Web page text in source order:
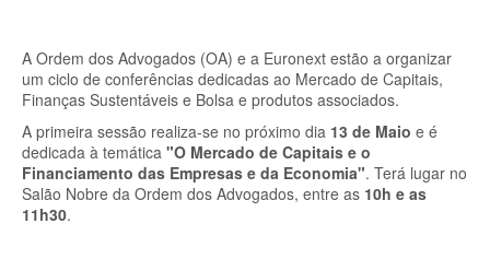
A Ordem dos Advogados (OA) e a Euronext estão a organizar
um ciclo de conferências dedicadas ao Mercado de Capitais,
Finanças Sustentáveis e Bolsa e produtos associados.
A primeira sessão realiza-se no próximo dia 13 de Maio e é
dedicada à temática "O Mercado de Capitais e o
Financiamento das Empresas e da Economia". Terá lugar no
Salão Nobre da Ordem dos Advogados, entre as 10h e as
11h30.